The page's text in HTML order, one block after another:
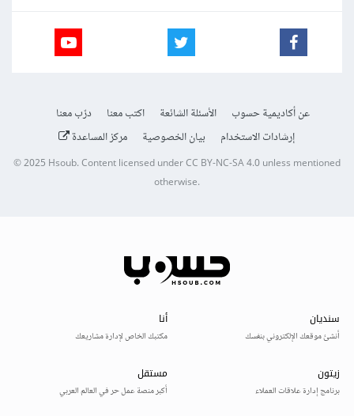
عن أكاديمية حسوب الأسئلة الشائعة اكتب معنا
درّب معنا
إرشادات الاستخدام
بيان الخصوصية مركز المساعدة
© 2025Hsoub.Content licensed underCC BY-NC-SA 4.0unless mentioned
otherwise.